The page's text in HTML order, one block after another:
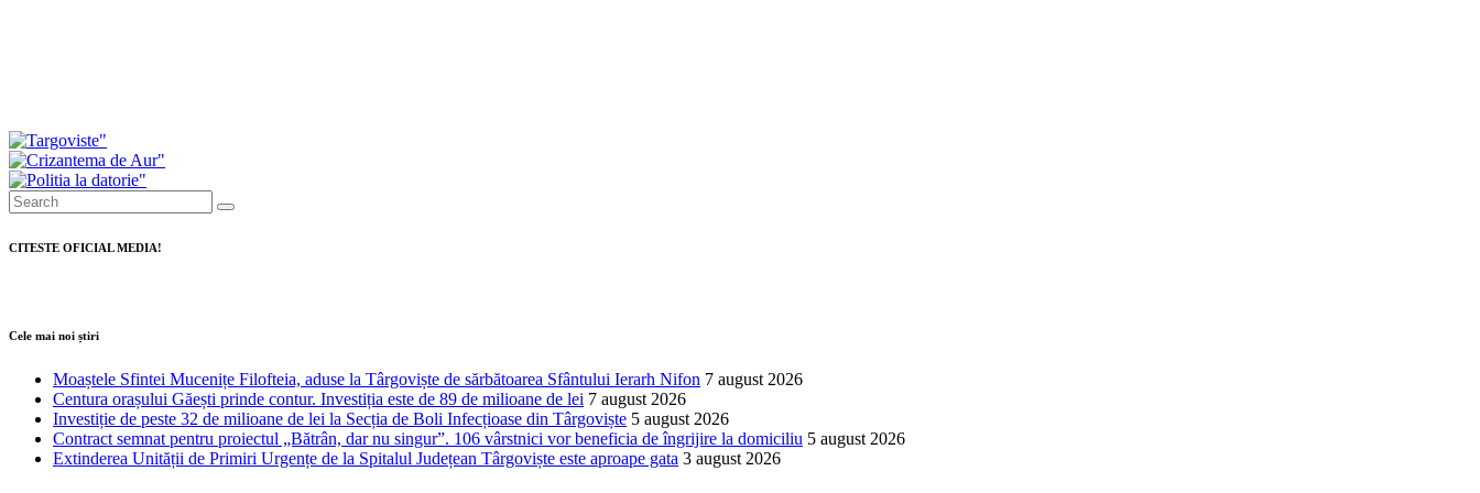
CITESTE OFICIAL MEDIA!
Cele mai noi știri
Moaștele Sfintei Mucenițe Filofteia, aduse la Târgoviște de sărbătoarea Sfântului Ierarh Nifon 7 august 2026
Centura orașului Găești prinde contur. Investiția este de 89 de milioane de lei 7 august 2026
Investiție de peste 32 de milioane de lei la Secția de Boli Infecțioase din Târgoviște 5 august 2026
Contract semnat pentru proiectul „Bătrân, dar nu singur”. 106 vârstnici vor beneficia de îngrijire la domiciliu 5 august 2026
Extinderea Unității de Primiri Urgențe de la Spitalul Județean Târgoviște este aproape gata 3 august 2026